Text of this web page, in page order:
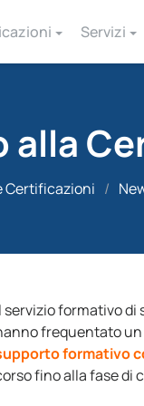
Servizi
alla
Certificazioni /
servizio formativo
frequentato un
formativo
fino alla fase di